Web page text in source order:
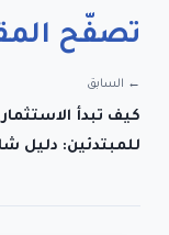
تصفّح
← السابق
كيف تبدأ الاستثمار
للمبتدئين: دليل